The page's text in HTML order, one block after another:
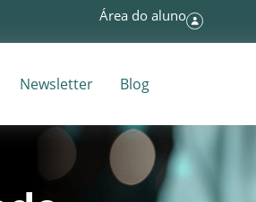
Área do aluno
Newsletter Blog